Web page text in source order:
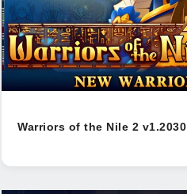
Warriors of the Nile 2 v1.2030